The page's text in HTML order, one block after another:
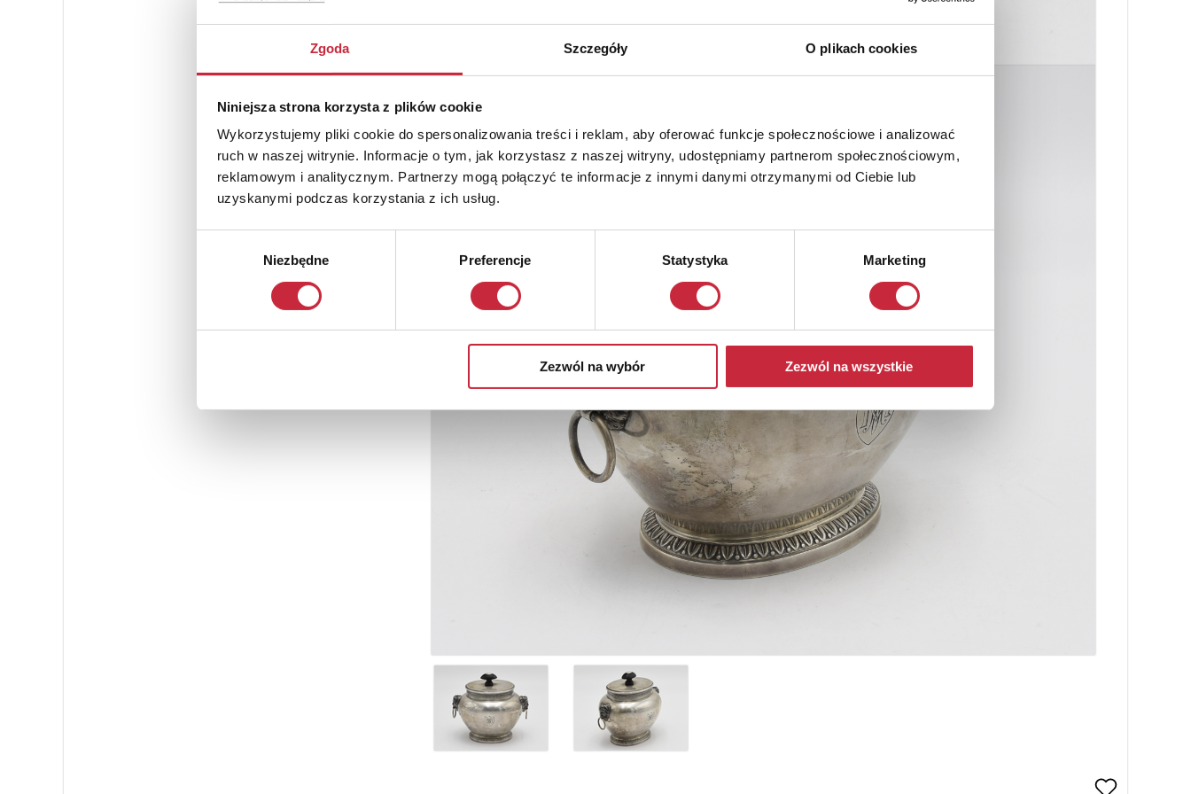
Zgoda Szczegóły O plikach cookies
Niniejsza strona korzysta z plików cookie
Wykorzystujemy pliki cookie do spersonalizowania treści i reklam, aby oferować funkcje społecznościowe i analizować
ruch w naszej witrynie. Informacje o tym, jak korzystasz z naszej witryny, udostępniamy partnerom społecznościowym,
reklamowym i analitycznym. Partnerzy mogą połączyć te informacje z innymi danymi otrzymanymi od Ciebie lub
uzyskanymi podczas korzystania z ich usług.
Niezbędne Preferencje Statystyka Marketing
Zezwól na wybór Zezwól na wszystkie